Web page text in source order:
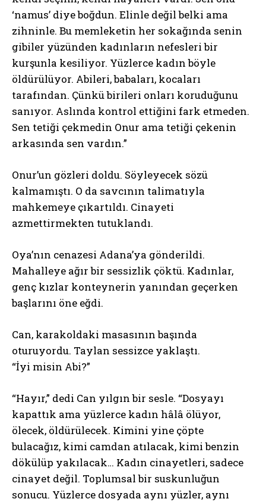
‘namus’ diye boğdun. Elinle değil belki ama
zihninle. Bu memleketin her sokağında senin
gibiler yüzünden kadınların nefesleri bir
kurşunla kesiliyor. Yüzlerce kadın böyle
öldürülüyor. Abileri, babaları, kocaları
tarafından. Çünkü birileri onları koruduğunu
sanıyor. Aslında kontrol ettiğini fark etmeden.
Sen tetiği çekmedin Onur ama tetiği çekenin
arkasında sen vardın.”
Onur’un gözleri doldu. Söyleyecek sözü
kalmamıştı. O da savcının talimatıyla
mahkemeye çıkartıldı. Cinayeti
azmettirmekten tutuklandı.
Oya’nın cenazesi Adana’ya gönderildi.
Mahalleye ağır bir sessizlik çöktü. Kadınlar,
genç kızlar konteynerin yanından geçerken
başlarını öne eğdi.
Can, karakoldaki masasının başında
oturuyordu. Taylan sessizce yaklaştı.
“İyi misin Abi?”
“Hayır,” dedi Can yılgın bir sesle. “Dosyayı
kapattık ama yüzlerce kadın hâlâ ölüyor,
ölecek, öldürülecek. Kimini yine çöpte
bulacağız, kimi camdan atılacak, kimi benzin
dökülüp yakılacak… Kadın cinayetleri, sadece
cinayet değil. Toplumsal bir suskunluğun
sonucu. Yüzlerce dosyada aynı yüzler, aynı